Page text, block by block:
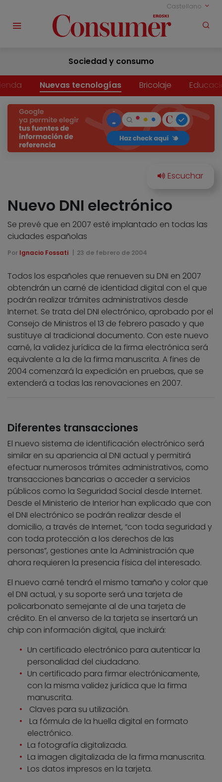
Castellano
Sociedad y consumo
Nuevas tecnologías Bricolaje
Nuevo DNI electrónico
Se prevé que en 2007 esté implantado en todas las
ciudades españolas
Por Ignacio Fossati 23 de febrero de 2004
Todos los españoles que renueven su DNI en 2007
obtendrán un carné de identidad digital con el que
podrán realizar trámites administrativos desde
Internet. Se trata del DNI electrónico, aprobado por el
Consejo de Ministros el 13 de febrero pasado y que
sustituye al tradicional documento. Con este nuevo
carné, la validez jurídica de la firma electrónica será
equivalente a la de la firma manuscrita. A fines de
2004 comenzará la expedición en pruebas, que se
extenderá a todas las renovaciones en 2007.
Diferentes transacciones
El nuevo sistema de identificación electrónico será
similar en su apariencia al DNI actual y permitirá
efectuar numerosos trámites administrativos, como
transacciones bancarias o acceder a servicios
públicos como la Seguridad Social desde Internet.
Desde el Ministerio de Interior han explicado que con
el DNI electrónico se podrán realizar desde el
domicilio, a través de Internet, “con toda seguridad y
con toda protección a los derechos de las
personas”, gestiones ante la Administración que
ahora requieren la presencia física del interesado.
El nuevo carné tendrá el mismo tamaño y color que
el DNI actual, y su soporte será una tarjeta de
policarbonato semejante al de una tarjeta de
crédito. En el anverso de la tarjeta se insertará un
chip con información digital, que incluirá:
Un certificado electrónico para autenticar la
personalidad del ciudadano.
Un certificado para firmar electrónicamente,
con la misma validez jurídica que la firma
manuscrita.
Claves para su utilización.
La fórmula de la huella digital en formato
electrónico.
La fotografía digitalizada.
La imagen digitalizada de la firma manuscrita.
Los datos impresos en la tarjeta.